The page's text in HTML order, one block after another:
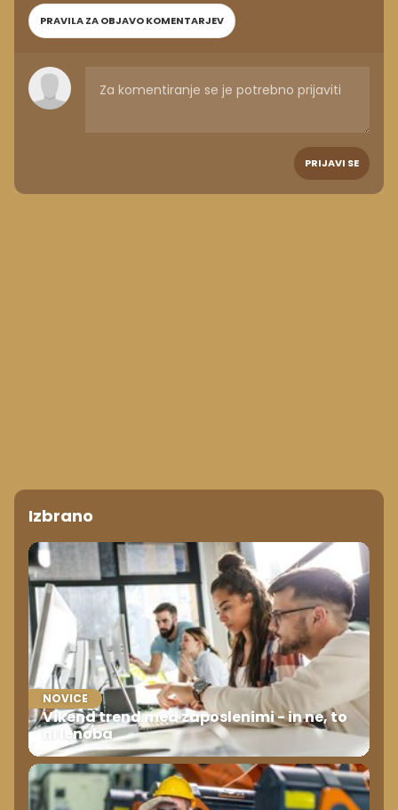
PRAVILA ZA OBJAVO KOMENTARJEV
PRIJAVI SE
Izbrano
NOVICE
Vikend trend med zaposlenimi - in ne, to
ni lenoba